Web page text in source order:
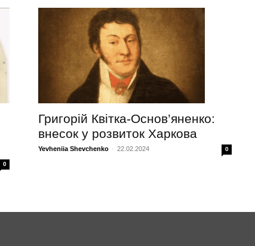
0
Григорій Квітка-Основ’яненко:
внесок у розвиток Харкова
Yevheniia Shevchenko - 22.02.2024 0